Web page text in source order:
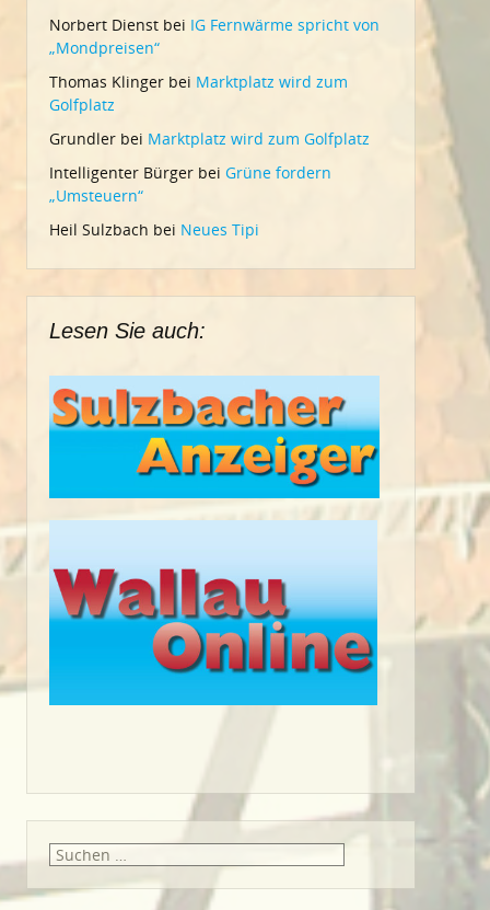
Norbert Dienst bei IG Fernwärme spricht von
„Mondpreisen“
Thomas Klinger bei Marktplatz wird zum
Golfplatz
Grundler bei Marktplatz wird zum Golfplatz
Intelligenter Bürger bei Grüne fordern
„Umsteuern“
Heil Sulzbach bei Neues Tipi
Lesen Sie auch:
Suche